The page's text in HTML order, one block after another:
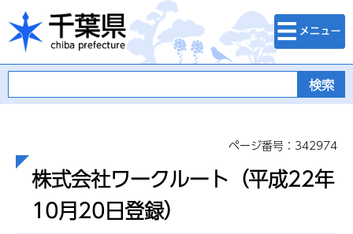
千葉県
検索・メニュ
ー
ページ番号：342974
株式会社ワークルート（平成22年
10月20日登録）